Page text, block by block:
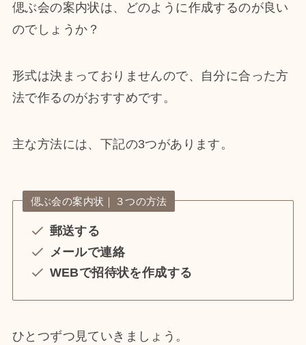
偲ぶ会の案内状は、どのように作成するのが良い
のでしょうか？
形式は決まっておりませんので、自分に合った方
法で作るのがおすすめです。
主な方法には、下記の3つがあります。
偲ぶ会の案内状｜３つの方法
郵送する
メールで連絡
WEBで招待状を作成する
ひとつずつ見ていきましょう。